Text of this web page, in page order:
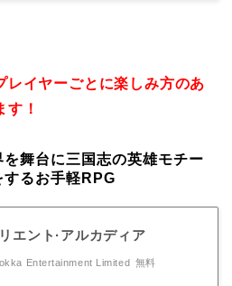
レイヤーごとに楽しみ方のあ
す！
舞台に三国志の英雄モチー
するお手軽RPG
エント·アルカディア
Entertainment Limited 無料